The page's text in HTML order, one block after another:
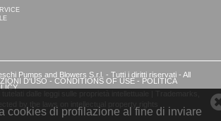
cookies di profilazione al fine di inviare
Pumps and Blowers S.r.l. - Tutti i diritti riservati - All
D'USO - CONDITIONS OF USE - POLITICA